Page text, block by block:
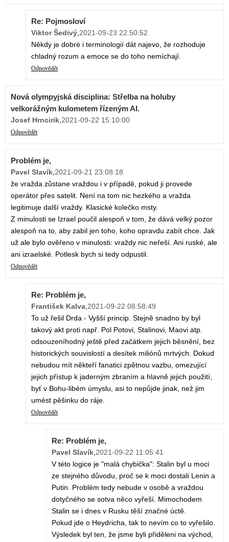
Re: Pojmosloví
Viktor Šedivý 2021-09-23 22:50:52
Někdy je dobré i terminologií dát najevo, že rozhoduje
chladný rozum a emoce se do toho nemíchají.
Odpovědět
Nová olympyjská disciplina: Střelba na holuby
velkorážným kulometem řízeným AI.
Josef Hrncirik 2021-09-22 15:10:00
Odpovědět
Problém je,
Pavel Slavík 2021-09-21 23:08:18
že vražda zůstane vraždou i v případě, pokud ji provede
operátor přes satelit. Není na tom nic hezkého a vražda
legitimuje další vraždy. Klasické kolečko msty.
Z minulosti se Izrael poučil alespoň v tom, že dává velký pozor
alespoň na to, aby zabil jen toho, koho opravdu zabít chce. Jak
už ale bylo ověřeno v minulosti: vraždy nic neřeší. Ani ruské, ale
ani izraelské. Potlesk bych si tedy odpustil.
Odpovědět
Re: Problém je,
František Kalva 2021-09-22 08:58:49
To už řešil Drda - Vyšší princip. Stejně snadno by byl
takový akt proti např. Pol Potovi, Stalinovi, Maovi atp.
odsouzeníhodný ještě před začátkem jejich běsnění, bez
historických souvislostí a desítek miliónů mrtvých. Dokud
nebudou mít někteří fanatici zpětnou vazbu, omezující
jejich přístup k jaderným zbraním a hlavně jejich použití,
byť v Bohu-libém úmyslu, asi to nepůjde jinak, než jim
umést pěšinku do ráje.
Odpovědět
Re: Problém je,
Pavel Slavík 2021-09-22 11:05:41
V této logice je "malá chybička": Stalin byl u moci
ze stejného důvodu, proč se k moci dostali Lenin a
Putin. Problém tedy nebude v osobě a vraždou
dotyčného se sotva něco vyřeší. Mimochodem
Stalin se i dnes v Rusku těší značné úctě.
Pokud jde o Heydricha, tak to nevím co to vyřešilo.
Výsledek byl ten, že jsme byli přiděleni na východ,